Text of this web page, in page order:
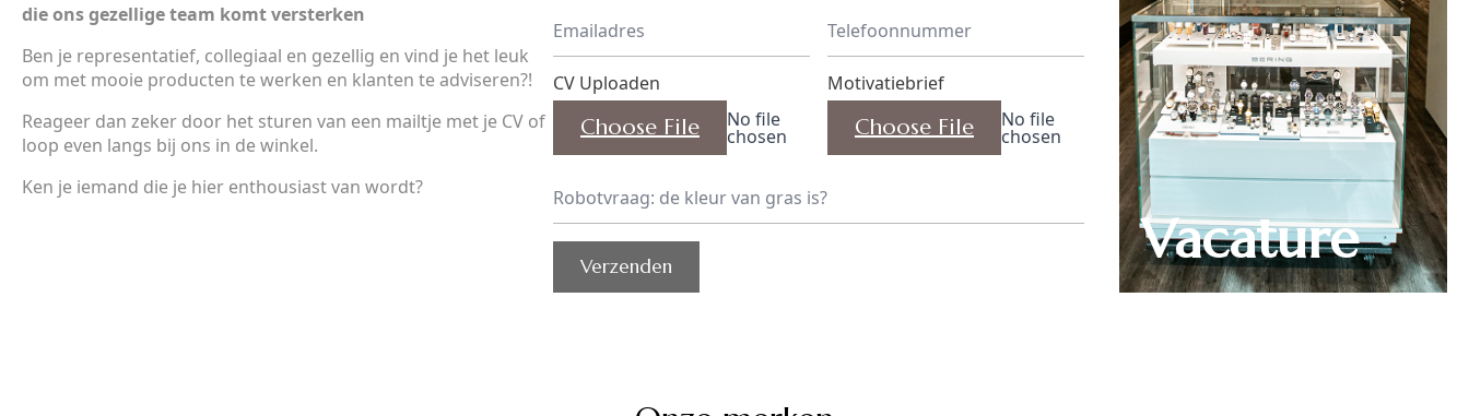
die ons gezellige team komt versterken
Ben je representatief, collegiaal en gezellig en vind je het leuk
om met mooie producten te werken en klanten te adviseren?!
Reageer dan zeker door het sturen van een mailtje met je CV of
loop even langs bij ons in de winkel.
Ken je iemand die je hier enthousiast van wordt?
* *
CV Uploaden
Choose File No file
chosen
Motivatiebrief
Choose File No file
chosen
*
Verzenden Vacature